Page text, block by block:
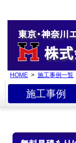
HOME > 施工事例一覧
施工事例